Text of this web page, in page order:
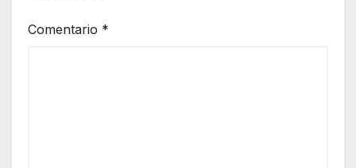
Comentario *